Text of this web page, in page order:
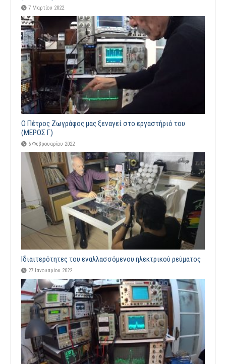
7 Μαρτίου 2022
Ο Πέτρος Ζωγράφος μας ξεναγεί στο εργαστήριό του
(ΜΕΡΟΣ Γ)
6 Φεβρουαρίου 2022
Ιδιαιτερότητες του εναλλασσόμενου ηλεκτρικού ρεύματος
27 Ιανουαρίου 2022